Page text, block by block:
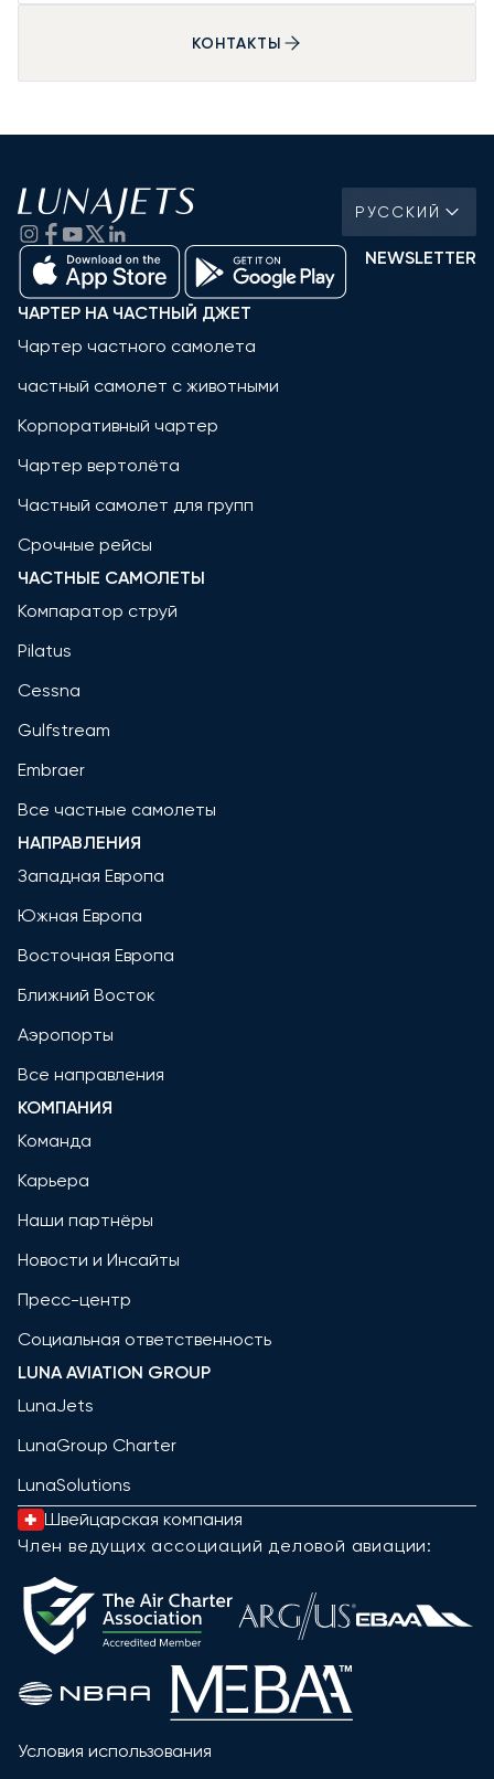
КОНТАКТЫ
РУССКИЙ
NEWSLETTER
ЧАРТЕР НА ЧАСТНЫЙ ДЖЕТ
Чартер частного самолета
частный самолет с животными
Корпоративный чартер
Чартер вертолёта
Частный самолет для групп
Срочные рейсы
ЧАСТНЫЕ САМОЛЕТЫ
Компаратор струй
Pilatus
Cessna
Gulfstream
Embraer
Все частные самолеты
НАПРАВЛЕНИЯ
Западная Европа
Южная Европа
Восточная Европа
Ближний Восток
Аэропорты
Все направления
КОМПАНИЯ
Команда
Карьера
Наши партнёры
Новости и Инсайты
Пресс-центр
Социальная ответственность
LUNA AVIATION GROUP
LunaJets
LunaGroup Charter
LunaSolutions
Швейцарская компания
Член ведущих ассоциаций деловой авиации:
Условия использования